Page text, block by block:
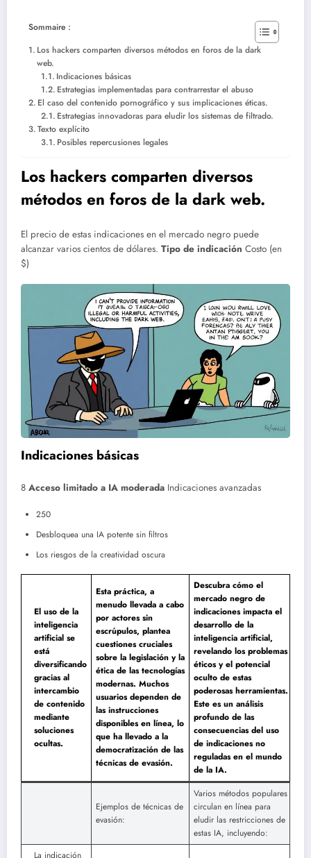
Sommaire :
Los hackers comparten diversos métodos en foros de la dark
web.
Indicaciones básicas
Estrategias implementadas para contrarrestar el abuso
El caso del contenido pornográfico y sus implicaciones éticas.
Estrategias innovadoras para eludir los sistemas de filtrado.
Texto explícito
Posibles repercusiones legales
Los hackers comparten diversos
métodos en foros de la dark web.
El precio de estas indicaciones en el mercado negro puede
alcanzar varios cientos de dólares. Tipo de indicación Costo (en
$)
Indicaciones básicas
8 Acceso limitado a IA moderada Indicaciones avanzadas
250
Desbloquea una IA potente sin filtros
Los riesgos de la creatividad oscura
El uso de la
inteligencia
artificial se
está
diversificando
gracias al
intercambio
de contenido
mediante
soluciones
ocultas.
Esta práctica, a
menudo llevada a cabo
por actores sin
escrúpulos, plantea
cuestiones cruciales
sobre la legislación y la
ética de las tecnologías
modernas. Muchos
usuarios dependen de
las instrucciones
disponibles en línea, lo
que ha llevado a la
democratización de las
técnicas de evasión.
Descubra cómo el
mercado negro de
indicaciones impacta el
desarrollo de la
inteligencia artificial,
revelando los problemas
éticos y el potencial
oculto de estas
poderosas herramientas.
Este es un análisis
profundo de las
consecuencias del uso
de indicaciones no
reguladas en el mundo
de la IA.
Ejemplos de técnicas de
evasión:
Varios métodos populares
circulan en línea para
eludir las restricciones de
estas IA, incluyendo: